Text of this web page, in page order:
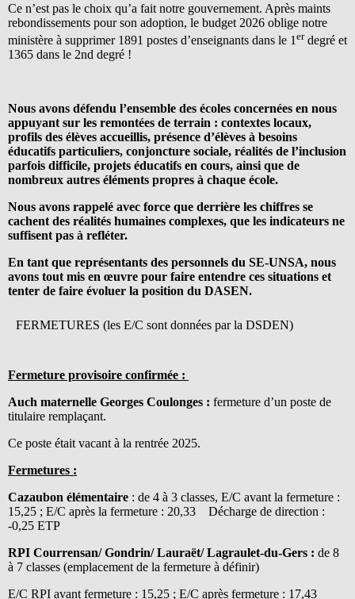
Ce n’est pas le choix qu’a fait notre gouvernement. Après maints
rebondissements pour son adoption, le budget 2026 oblige notre
ministère à supprimer 1891 postes d’enseignants dans le 1 erdegré et
1365 dans le 2nd degré !
Nous avons défendu l’ensemble des écoles concernées en nous
appuyant sur les remontées de terrain : contextes locaux,
profils des élèves accueillis, présence d’élèves à besoins
éducatifs particuliers, conjoncture sociale, réalités de l’inclusion
parfois difficile, projets éducatifs en cours, ainsi que de
nombreux autres éléments propres à chaque école.
Nous avons rappelé avec force que derrière les chiffres se
cachent des réalités humaines complexes, que les indicateurs ne
suffisent pas à refléter.
En tant que représentants des personnels du SE-UNSA, nous
avons tout mis en œuvre pour faire entendre ces situations et
tenter de faire évoluer la position du DASEN.
FERMETURES (les E/C sont données par la DSDEN)
Fermeture provisoire confirmée :
Auch maternelle Georges Coulonges : fermeture d’un poste de
titulaire remplaçant.
Ce poste était vacant à la rentrée 2025.
Fermetures :
Cazaubon élémentaire : de 4 à 3 classes, E/C avant la fermeture :
15,25 ; E/C après la fermeture : 20,33 Décharge de direction :
-0,25 ETP
RPI Courrensan/ Gondrin/ Lauraët/ Lagraulet-du-Gers : de 8
à 7 classes (emplacement de la fermeture à définir)
E/C RPI avant fermeture : 15,25 ; E/C après fermeture : 17,43